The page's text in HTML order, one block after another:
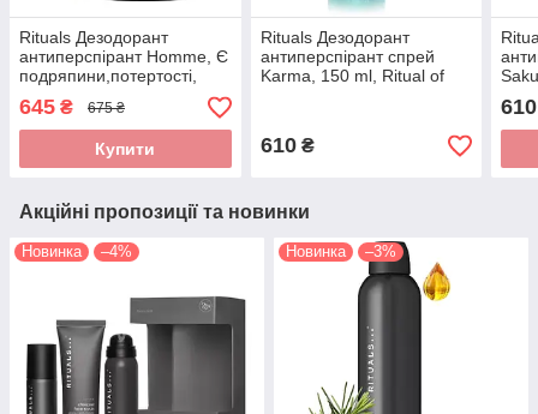
Rituals Дезодорант
антиперспірант Homme, Є
подряпини,потертості,
Ritual of Homme, Anti-
perspirant Stick, 75 мл,
Нідерланди
645 ₴ 675 ₴
Купити
Rituals Дезодорант
антиперспірант спрей
Karma, 150 ml, Ritual of
пом'ятості, Нідерланди
610₴
610
Акційні пропозиції та новинки
Новинка –4% Новинка –3%